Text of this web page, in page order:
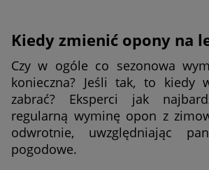
Kiedy zmienić opony na
Czy w ogóle co sezonowa
konieczna? Jeśli tak, to kiedy
zabrać? Eksperci jak
regularną wyminę opon z
odwrotnie, uwzględniając
pogodowe.